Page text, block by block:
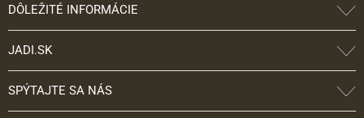
DÔLEŽITÉ INFORMÁCIE
JADI.SK
SPÝTAJTE SA NÁS